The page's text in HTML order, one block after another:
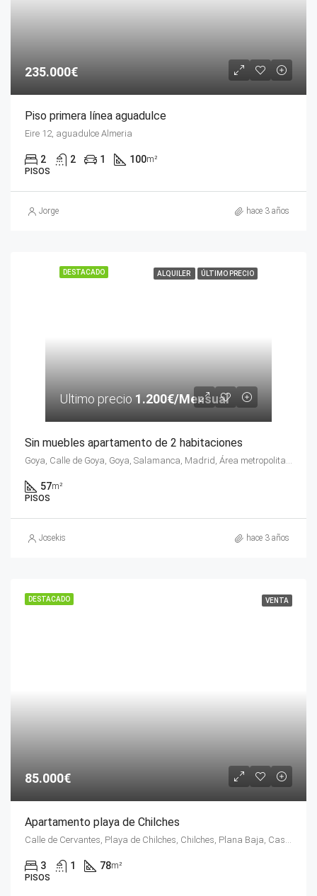
235.000€
Piso primera línea aguadulce
Eire 12, aguadulce Almeria
2 2 1 100m²
PISOS
Jorge hace 3 años
DESTACADO ALQUILER ÚLTIMO PRECIO
Ultimo precio 1.200€/Mensual
Sin muebles apartamento de 2 habitaciones
Goya, Calle de Goya, Goya, Salamanca, Madrid, Área metropolitana de Madrid y Corredor del Henares, Comunidad de Madrid, 28001, España
57m²
PISOS
Josekis hace 3 años
DESTACADO VENTA
85.000€
Apartamento playa de Chilches
3 1 78m²
PISOS